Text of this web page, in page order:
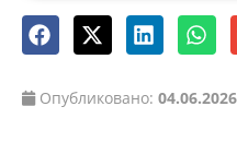
Опубликовано: 04.06.2026